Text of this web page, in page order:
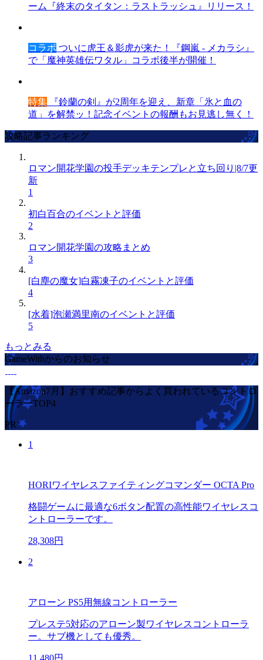
ーム『終末のタイタン：ラストラッシュ』リリース！
コラボ ついに虎王＆影虎が来た！『鋼嵐 - メカラシ』
で「魔神英雄伝ワタル」コラボ後半が開催！
特集 『鈴蘭の剣』が2周年を迎え、新章「氷と血の
道」を解禁ッ！記念イベントの報酬もお見逃し無く！
攻略記事ランキング
ロマン開花学園の投手デッキテンプレと立ち回り|8/7更
新
1
初白百合のイベントと評価
2
ロマン開花学園の攻略まとめ
3
[白塵の魔女]白霧凍子のイベントと評価
4
[水着]泡瀬満里南のイベントと評価
5
もっとみる
GameWithからのお知らせ
【Amazon7月】おすすめ記事からよく買われているコントロ
ーラーTOP4
PR
1
HORIワイヤレスファイティングコマンダー OCTA Pro
格闘ゲームに最適な6ボタン配置の高性能ワイヤレスコ
ントローラーです。
28,308円
2
アローン PS5用無線コントローラー
プレステ5対応のアローン製ワイヤレスコントローラ
ー。サブ機としても優秀。
11,480円